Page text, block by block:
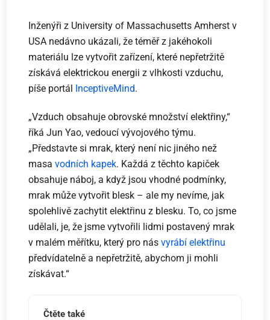
Inženýři z University of Massachusetts Amherst v
USA nedávno ukázali, že téměř z jakéhokoli
materiálu lze vytvořit zařízení, které nepřetržitě
získává elektrickou energii z vlhkosti vzduchu,
píše portál InceptiveMind.
„Vzduch obsahuje obrovské množství elektřiny,“
říká Jun Yao, vedoucí vývojového týmu.
„Představte si mrak, který není nic jiného než
masavodních kapek. Každá z těchto kapiček
obsahuje náboj, a když jsou vhodné podmínky,
mrak může vytvořit blesk – ale my nevíme, jak
spolehlivě zachytit elektřinu z blesku. To, co jsme
udělali, je, že jsme vytvořili lidmi postavený mrak
v malém měřítku, který pro násvyrábí elektřinu
předvídatelně a nepřetržitě, abychom ji mohli
získávat.“
Čtěte také